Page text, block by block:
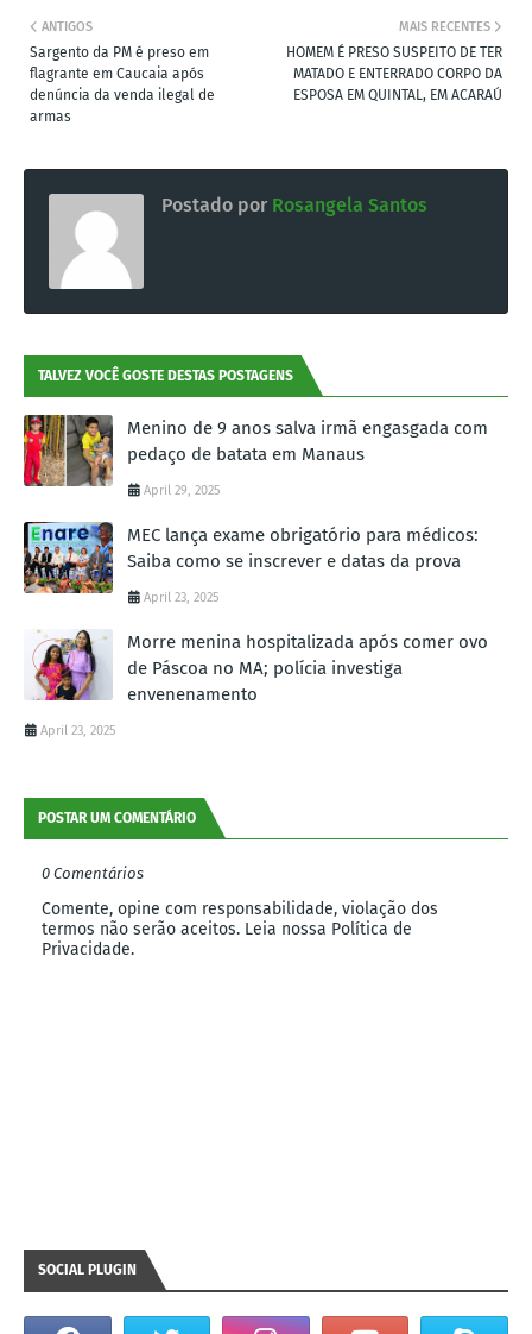
MAIS RECENTES
HOMEM É PRESO SUSPEITO DE TER
MATADO E ENTERRADO CORPO DA
ESPOSA EM QUINTAL, EM ACARAÚ
ANTIGOS
Sargento da PM é preso em
flagrante em Caucaia após
denúncia da venda ilegal de
armas
Postado por Rosangela Santos
TALVEZ VOCÊ GOSTE DESTAS POSTAGENS
Menino de 9 anos salva irmã engasgada com
pedaço de batata em Manaus
April 29, 2025
MEC lança exame obrigatório para médicos:
Saiba como se inscrever e datas da prova
April 23, 2025
Morre menina hospitalizada após comer ovo
de Páscoa no MA; polícia investiga
envenenamento
April 23, 2025
POSTAR UM COMENTÁRIO
0 Comentários
Comente, opine com responsabilidade, violação dos
termos não serão aceitos. Leia nossa Política de
Privacidade.
SOCIAL PLUGIN